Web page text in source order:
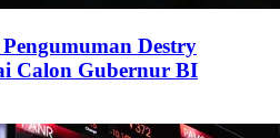
Destry
Calon Gubernur BI